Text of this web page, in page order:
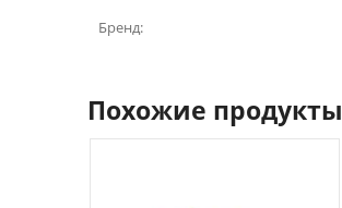
Бренд:
Похожие продукты